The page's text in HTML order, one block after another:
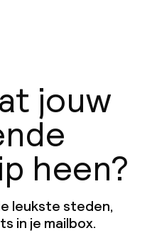
jouw
heen?
leukste steden,
in je mailbox.